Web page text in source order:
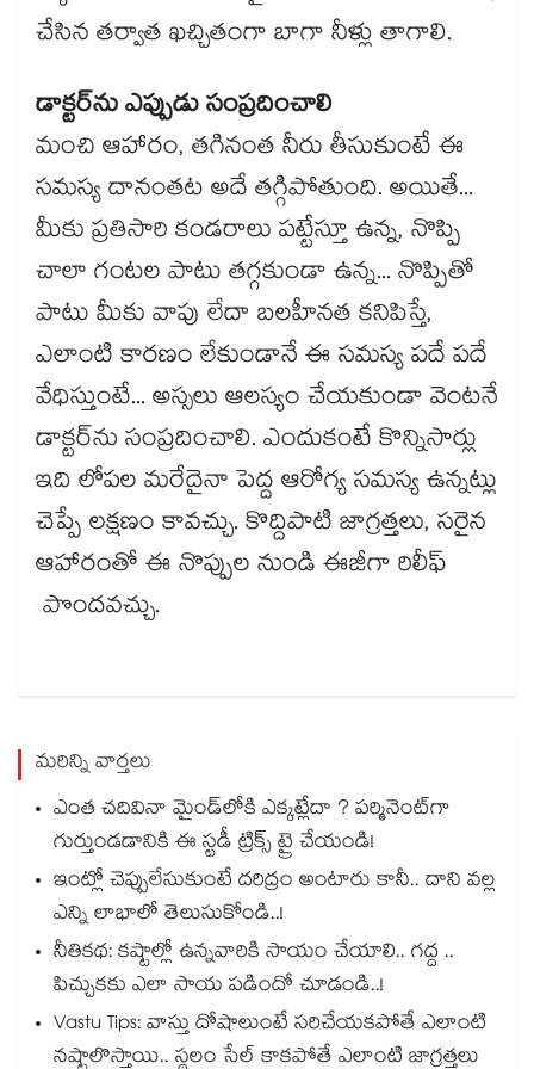
చేసిన తర్వాత ఖచ్చితంగా బాగా నీళ్లు తాగాలి.
డాక్టర్‌ను ఎప్పుడు సంప్రదించాలి
మంచి ఆహారం, తగినంత నీరు తీసుకుంటే ఈ
సమస్య దానంతట అదే తగ్గిపోతుంది. అయితే...
మీకు ప్రతిసారి కండరాలు పట్టేస్తూ ఉన్న, నొప్పి
చాలా గంటల పాటు తగ్గకుండా ఉన్న... నొప్పితో
పాటు మీకు వాపు లేదా బలహీనత కనిపిస్తే,
ఎలాంటి కారణం లేకుండానే ఈ సమస్య పదే పదే
వేధిస్తుంటే... అస్సలు ఆలస్యం చేయకుండా వెంటనే
డాక్టర్‌ను సంప్రదించాలి. ఎందుకంటే కొన్నిసార్లు
ఇది లోపల మరేదైనా పెద్ద ఆరోగ్య సమస్య ఉన్నట్లు
చెప్పే లక్షణం కావచ్చు. కొద్దిపాటి జాగ్రత్తలు, సరైన
ఆహారంతో ఈ నొప్పుల నుండి ఈజీగా రిలీఫ్
పొందవచ్చు.
మరిన్ని వార్తలు
ఎంత చదివినా మైండ్‌లోకి ఎక్కట్లేదా ? పర్మినెంట్‌గా
గుర్తుండడానికి ఈ స్టడీ ట్రిక్స్ ట్రై చేయండి!
ఇంట్లో చెప్పులేసుకుంటే దరిద్రం అంటారు కానీ.. దాని వల్ల
ఎన్ని లాభాలో తెలుసుకోండి..!
నీతికథ: కష్టాల్లో ఉన్నవారికి సాయం చేయాలి.. గద్ద ..
పిచ్చుకకు ఎలా సాయ పడిందో చూడండి..!
Vastu Tips: వాస్తు దోషాలుంటే సరిచేయకపోతే ఎలాంటి
నష్టాలొస్తాయి.. స్థలం సేల్ కాకపోతే ఎలాంటి జాగ్రత్తలు